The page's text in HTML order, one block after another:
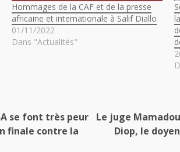
Hommages de la CAF et de la presse
africaine et internationale à Salif Diallo
01/11/2022
Dans "Actualités"
se font très peur
finale contre la
Le juge
Diop, le